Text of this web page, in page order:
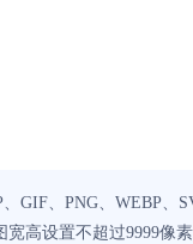
GIF、PNG、WEBP
高设置不超过9999像